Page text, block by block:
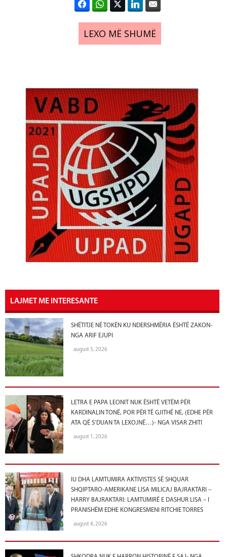
LEXO MË SHUMË
LAJMET ME INTERESANTE
SHËTITJE NË TOKËN KU NDERSHMËRIA ËSHTË ZAKON-
NGA ARIF EJUPI
august 5, 2026
LETRA E PAPA LEONIT NUK ËSHTË VETËM PËR
KARDINALIN TONË, POR PËR TË GJITHË NE, (EDHE PËR
ATA QË S’DUAN TA LEXOJNË…)- NGA VISAR ZHITI
august 1, 2026
IU DHA LAMTUMIRA AKTIVISTES SË SHQUAR
SHQIPTARO-AMERIKANE LISA MILICAJ BAJRAKTARI –
HARRY BAJRAKTARI: LAMTUMIRË E DASHUR LISA – I
PRANISHËM EDHE KONGRESMENI RITCHIE TORRES
august 4, 2026